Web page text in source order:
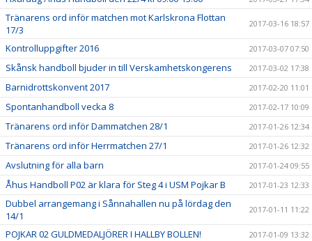
Tränarens ord inför matchen mot Karlskrona Flottan
17/3
2017-03-16 18:57
Kontrolluppgifter 2016 2017-03-07 07:50
Skånsk handboll bjuder in till Verskamhetskongerens 2017-03-02 17:38
Barnidrottskonvent 2017 2017-02-20 11:01
Spontanhandboll vecka 8 2017-02-17 10:09
Tränarens ord inför Dammatchen 28/1 2017-01-26 12:34
Tränarens ord inför Herrmatchen 27/1 2017-01-26 12:32
Avslutning för alla barn 2017-01-24 09:55
Åhus Handboll P02 är klara för Steg 4 i USM Pojkar B 2017-01-23 12:33
Dubbel arrangemang i Sånnahallen nu på lördag den
14/1
2017-01-11 11:22
POJKAR 02 GULDMEDALJÖRER I HALLBY BOLLEN! 2017-01-09 13:32